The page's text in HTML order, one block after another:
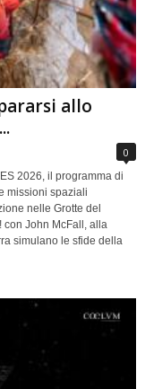
allo
0
2026, il programma di
missioni spaziali
nelle Grotte del
con John McFall, alla
simulano le sfide della